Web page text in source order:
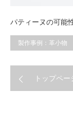
パティーヌの可能
製作事例：革小物
トップペ